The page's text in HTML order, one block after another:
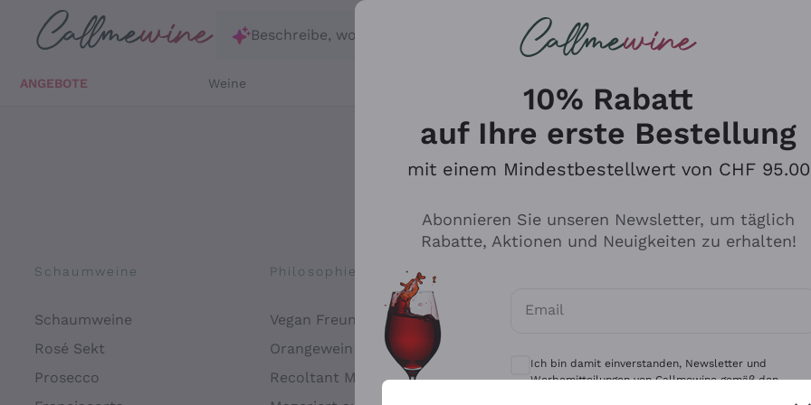
Zum Hauptinhalt springen
Beschreibe, wonach du suchst
ANGEBOTE Weine
Schaumweine
Schaumweine
Rosé Sekt
Prosecco
Philosophien
Vegan Freundlich
Orangewein
Recoltant Manipulant
Antinori
Ca' del Bosco
Gavi
10% Rabatt
auf Ihre erste Bestellung
mit einem Mindestbestellwert von CHF 95.00
Abonnieren Sie unseren Newsletter, um täglich
Rabatte, Aktionen und Neuigkeiten zu erhalten!
Email
Optionale Einwilligungen zum Erhalt von
Ich bin damit einverstanden, Newsletter und
Werbemitteilungen von Callmewine gemäß den -